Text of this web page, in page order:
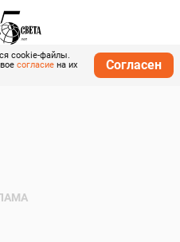
cookie-файлы.
согласие на их
Согласен